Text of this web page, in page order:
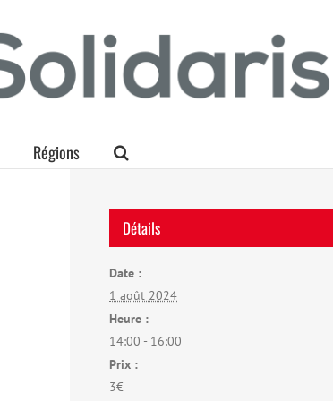
Régions
Détails
Date :
1 août 2024
Heure :
14:00 - 16:00
Prix :
3€